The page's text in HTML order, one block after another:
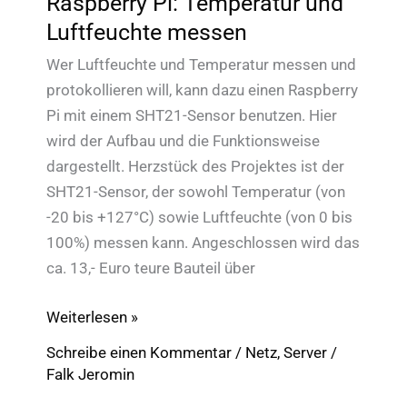
Luftfeuchte messen
Wer Luftfeuchte und Temperatur messen und
protokollieren will, kann dazu einen Raspberry
Pi mit einem SHT21-Sensor benutzen. Hier
wird der Aufbau und die Funktionsweise
dargestellt. Herzstück des Projektes ist der
SHT21-Sensor, der sowohl Temperatur (von
-20 bis +127°C) sowie Luftfeuchte (von 0 bis
100%) messen kann. Angeschlossen wird das
ca. 13,- Euro teure Bauteil über
Raspberry
Temperatur
Weiterlesen »
Schreibe einen Kommentar / Netz, Server /
Falk Jeromin